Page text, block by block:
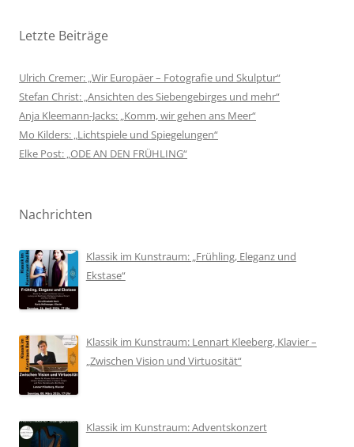
Letzte Beiträge
Ulrich Cremer: „Wir Europäer – Fotografie und Skulptur“
Stefan Christ: „Ansichten des Siebengebirges und mehr“
Anja Kleemann-Jacks: „Komm, wir gehen ans Meer“
Mo Kilders: „Lichtspiele und Spiegelungen“
Elke Post: „ODE AN DEN FRÜHLING“
Nachrichten
Klassik im Kunstraum: „Frühling, Eleganz und
Ekstase“
Klassik im Kunstraum: Lennart Kleeberg, Klavier –
„Zwischen Vision und Virtuosität“
Klassik im Kunstraum: Adventskonzert